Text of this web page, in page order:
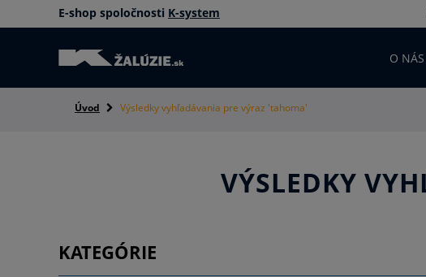
E-shop spoločnosti K-system
O NÁS
Úvod Výsledky vyhľadávania pre výraz 'tahoma'
VÝSLEDKY
KATEGÓRIE